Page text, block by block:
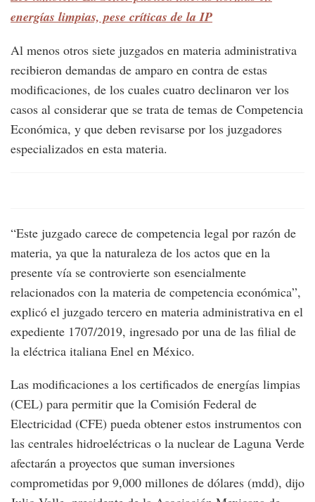
energías limpias, pese críticas de la IP
Al menos otros siete juzgados en materia administrativa
recibieron demandas de amparo en contra de estas
modificaciones, de los cuales cuatro declinaron ver los
casos al considerar que se trata de temas de Competencia
Económica, y que deben revisarse por los juzgadores
especializados en esta materia.
“Este juzgado carece de competencia legal por razón de
materia, ya que la naturaleza de los actos que en la
presente vía se controvierte son esencialmente
relacionados con la materia de competencia económica”,
explicó el juzgado tercero en materia administrativa en el
expediente 1707/2019, ingresado por una de las filial de
la eléctrica italiana Enel en México.
Las modificaciones a los certificados de energías limpias
(CEL) para permitir que la Comisión Federal de
Electricidad (CFE) pueda obtener estos instrumentos con
las centrales hidroeléctricas o la nuclear de Laguna Verde
afectarán a proyectos que suman inversiones
comprometidas por 9,000 millones de dólares (mdd), dijo